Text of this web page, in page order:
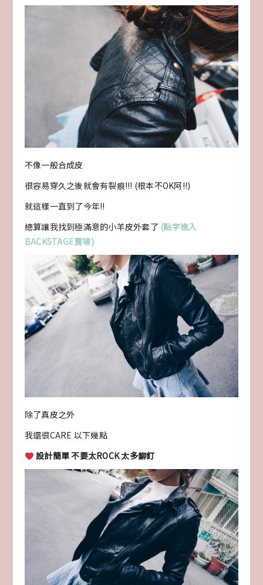
不像一般合成皮
很容易穿久之後就會有裂痕!!! (根本不OK阿!!)
就這樣一直到了今年!!
總算讓我找到極滿意的小羊皮外套了 (點字進入
BACKSTAGE賣場)
除了真皮之外
我還很CARE 以下幾點
設計簡單 不要太ROCK 太多鉚釘